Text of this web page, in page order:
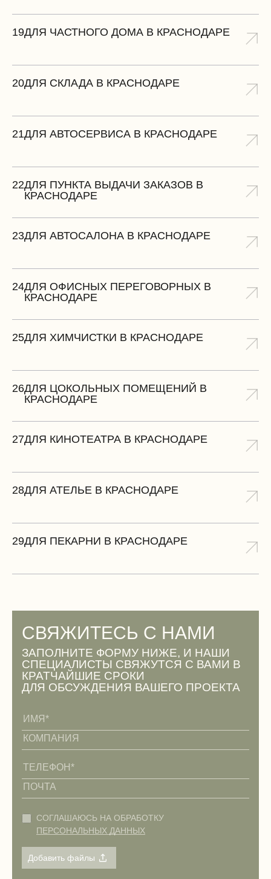
19ДЛЯ ЧАСТНОГО ДОМА В КРАСНОДАРЕ
20ДЛЯ СКЛАДА В КРАСНОДАРЕ
21ДЛЯ АВТОСЕРВИСА В КРАСНОДАРЕ
22ДЛЯ ПУНКТА ВЫДАЧИ ЗАКАЗОВ В
КРАСНОДАРЕ
23ДЛЯ АВТОСАЛОНА В КРАСНОДАРЕ
24ДЛЯ ОФИСНЫХ ПЕРЕГОВОРНЫХ В
КРАСНОДАРЕ
25ДЛЯ ХИМЧИСТКИ В КРАСНОДАРЕ
26ДЛЯ ЦОКОЛЬНЫХ ПОМЕЩЕНИЙ В
КРАСНОДАРЕ
27ДЛЯ КИНОТЕАТРА В КРАСНОДАРЕ
28ДЛЯ АТЕЛЬЕ В КРАСНОДАРЕ
29ДЛЯ ПЕКАРНИ В КРАСНОДАРЕ
СВЯЖИТЕСЬ С НАМИ
ЗАПОЛНИТЕ ФОРМУ НИЖЕ, И НАШИ
СПЕЦИАЛИСТЫ СВЯЖУТСЯ С ВАМИ В
КРАТЧАЙШИЕ СРОКИ
ДЛЯ ОБСУЖДЕНИЯ ВАШЕГО ПРОЕКТА
СОГЛАШАЮСЬ НА ОБРАБОТКУ
ПЕРСОНАЛЬНЫХ ДАННЫХ